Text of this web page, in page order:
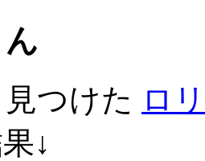
つけた ロ
↓